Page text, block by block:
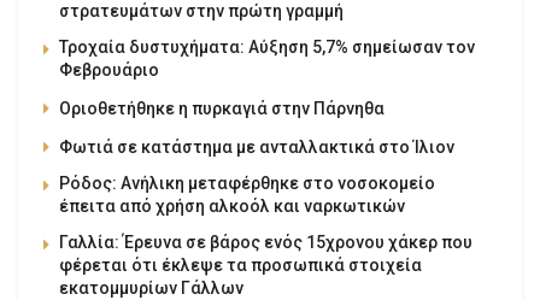
στρατευμάτων στην πρώτη γραμμή
Τροχαία δυστυχήματα: Αύξηση 5,7% σημείωσαν τον
Φεβρουάριο
Οριοθετήθηκε η πυρκαγιά στην Πάρνηθα
Φωτιά σε κατάστημα με ανταλλακτικά στο Ίλιον
Ρόδος: Ανήλικη μεταφέρθηκε στο νοσοκομείο
έπειτα από χρήση αλκοόλ και ναρκωτικών
Γαλλία: Έρευνα σε βάρος ενός 15χρονου χάκερ που
φέρεται ότι έκλεψε τα προσωπικά στοιχεία
εκατομμυρίων Γάλλων